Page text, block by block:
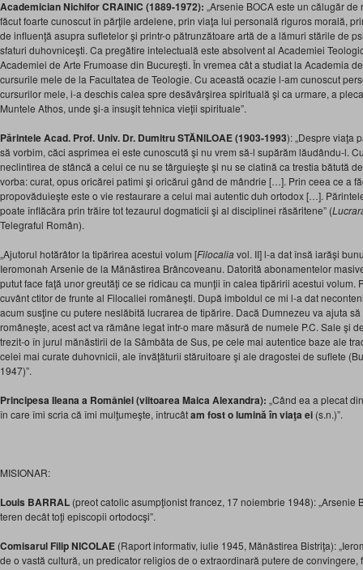
Academician Nichifor CRAINIC (1889-1972): „Arsenie BOCA este un călugăr
făcut foarte cunoscut în părţile ardelene, prin viaţa lui personală riguros morală,
de influenţă asupra sufletelor şi printr-o pătrunzătoare artă de a lămuri stările de
sfaturi duhovniceşti. Ca pregătire intelectuală este absolvent al Academiei
Academiei de Arte Frumoase din Bucureşti. În vremea cât a studiat la Academia
cursurile mele de la Facultatea de Teologie. Cu această ocazie l-am cunoscut
cursurilor mele, i-a deschis calea spre desăvârşirea spirituală şi ca urmare, a
Muntele Athos, unde şi-a însuşit tehnica vieţii spirituale”.
Părintele Acad. Prof. Univ. Dr. Dumitru STĂNILOAE (1903-1993): „Despre viaţa
să vorbim, căci asprimea ei este cunoscută şi nu vrem să-l supărăm lăudându-l.
neclintirea de stâncă a celui ce nu se târguieşte şi nu se clatină ca trestia bătută
vorba: curat, opus oricărei patimi şi oricărui gând de mândrie […]. Prin ceea ce a
propovăduieşte este o vie restaurare a celui mai autentic duh ortodox […].
poate înflăcăra prin trăire tot tezaurul dogmaticii şi al disciplinei răsăritene” (
Telegraful Român).
„Ajutorul hotărâtor la tipărirea acestui volum [Filocaliavol. II] l-a dat însă iarăşi
Ieromonah Arsenie de la Mănăstirea Brâncoveanu. Datorită abonamentelor
putut face faţă unor greutăţi ce se ridicau ca munţii în calea tipăririi acestui volum.
cuvânt ctitor de frunte al Filocaliei româneşti. După imboldul ce mi l-a dat
acum susţine cu putere neslăbită lucrarea de tipărire. Dacă Dumnezeu va ajuta
româneşte, acest act va rămâne legat într-o mare măsură de numele P.C. Sale şi
trezit-o în jurul mănăstirii de la Sâmbăta de Sus, pe cele mai autentice baze ale
celei mai curate duhovnicii, ale învăţăturii stăruitoare şi ale dragostei de suflete
1947)”.
Principesa Ileana a României (viitoarea Maica Alexandra): „Când ea a plecat
în care îmi scria că îmi mulţumeşte, întrucâtam fost o lumină în viaţa ei (s.n.)”.
MISIONAR:
Louis BARRAL (preot catolic asumpţionist francez, 17 noiembrie 1948): „Arsenie
teren decât toţi episcopii ortodocşi”.
Comisarul Filip NICOLAE (Raport informativ, iulie 1945, Mănăstirea Bistriţa):
de o vastă cultură, un predicator religios de o extraordinară putere de convingere,